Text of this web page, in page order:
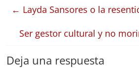
← Layda Sansores o la
Ser gestor cultural y no
Deja una respuesta